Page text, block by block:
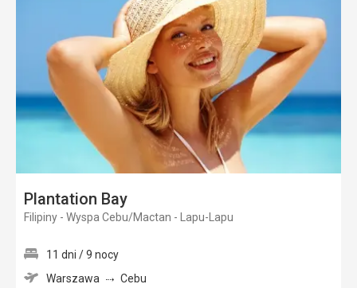
Plantation Bay
Filipiny - Wyspa Cebu/Mactan - Lapu-Lapu
11 dni / 9 nocy
Warszawa
Cebu